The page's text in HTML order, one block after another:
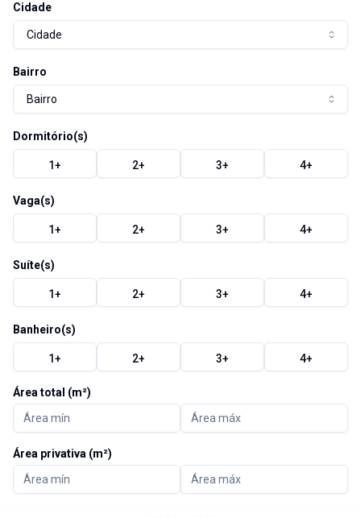
Cidade
Cidade
Bairro
Bairro
Dormitório(s)
1+ 2+ 3+ 4+
Vaga(s)
1+ 2+ 3+ 4+
Suíte(s)
1+ 2+ 3+ 4+
Banheiro(s)
1+ 2+ 3+ 4+
Área total (m²)
Área privativa (m²)